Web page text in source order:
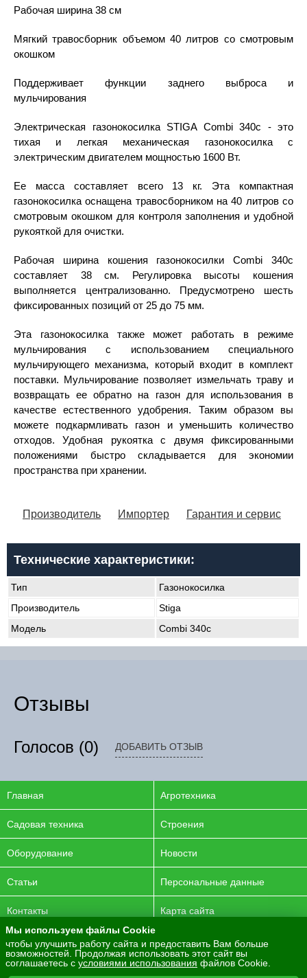
Рабочая ширина 38 см
Мягкий травосборник объемом 40 литров со смотровым
окошком
Поддерживает функции заднего выброса и
мульчирования
Электрическая газонокосилка STIGA Combi 340c - это
тихая и легкая механическая газонокосилка с
электрическим двигателем мощностью 1600 Вт.
Ее масса составляет всего 13 кг. Эта компактная
газонокосилка оснащена травосборником на 40 литров со
смотровым окошком для контроля заполнения и удобной
рукояткой для очистки.
Рабочая ширина кошения газонокосилки Combi 340c
составляет 38 см. Регулировка высоты кошения
выполняется централизованно. Предусмотрено шесть
фиксированных позиций от 25 до 75 мм.
Эта газонокосилка также может работать в режиме
мульчирования с использованием специального
мульчирующего механизма, который входит в комплект
поставки. Мульчирование позволяет измельчать траву и
возвращать ее обратно на газон для использования в
качестве естественного удобрения. Таким образом вы
можете подкармливать газон и уменьшить количество
отходов. Удобная рукоятка с двумя фиксированными
положениями быстро складывается для экономии
пространства при хранении.
Производитель Импортер Гарантия и сервис
Технические характеристики:
Тип
Газонокосилка
Производитель
Stiga
Модель
Combi 340c
Отзывы
Голосов (0) ДОБАВИТЬ ОТЗЫВ
Главная Агротехника
Садовая техника Строения
Оборудование Новости
Статьи Персональные данные
Контакты Карта сайта
© 2016-2026 ENERGYAGRO Все права защищены.
Разработка сайта - PurpleLabs
Мы используем файлы Cookie
чтобы улучшить работу сайта и предоставить Вам больше
возможностей. Продолжая использовать этот сайт вы
соглашаетесь с условиями использования файлов Cookie.